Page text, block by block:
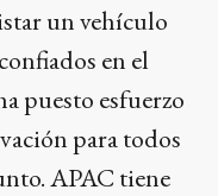
un vehículo
en el
puesto esfuerzo
para todos
APAC tiene